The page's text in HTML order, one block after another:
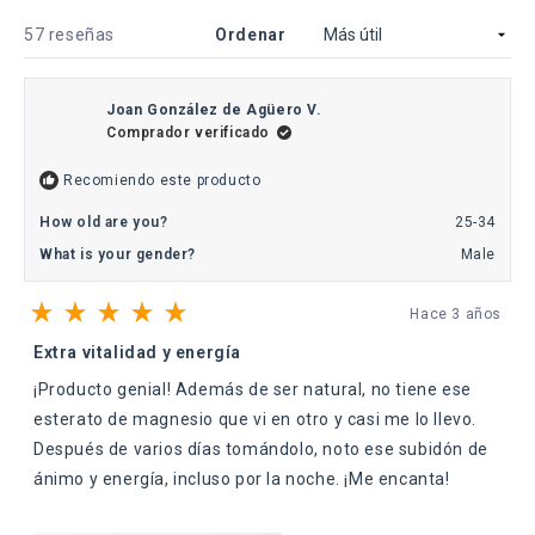
57 reseñas Ordenar
Joan González de Agüero V.
Comprador verificado
Recomiendo este producto
How old are you?
25-34
What is your gender?
Male
5
de
5
estrellas
Hace 3 años
Extra vitalidad y energía
¡Producto genial! Además de ser natural, no tiene ese
esterato de magnesio que vi en otro y casi me lo llevo.
Después de varios días tomándolo, noto ese subidón de
ánimo y energía, incluso por la noche. ¡Me encanta!
Cargando...